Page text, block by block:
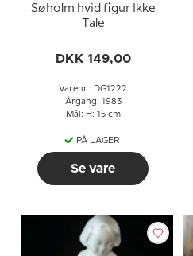
Søholm hvid figur Ikke
Tale
DKK 149,00
Varenr.: DG1222
Årgang: 1983
Mål: H: 15 cm
PÅ LAGER
Se vare